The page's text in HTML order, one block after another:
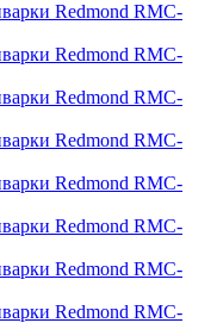
Redmond RMC-
Redmond RMC-
Redmond RMC-
Redmond RMC-
Redmond RMC-
Redmond RMC-
Redmond RMC-
Redmond RMC-